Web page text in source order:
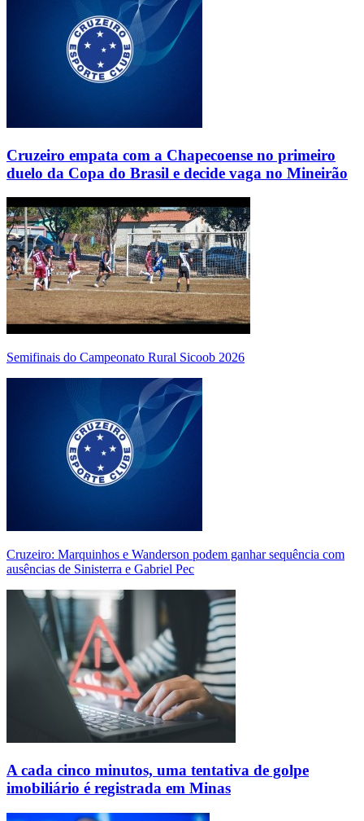
Cruzeiro empata com a Chapecoense no primeiro
duelo da Copa do Brasil e decide vaga no Mineirão
Semifinais do Campeonato Rural Sicoob 2026
Cruzeiro: Marquinhos e Wanderson podem ganhar sequência com
ausências de Sinisterra e Gabriel Pec
A cada cinco minutos, uma tentativa de golpe
imobiliário é registrada em Minas